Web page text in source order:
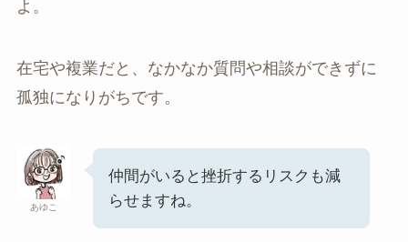
よ。
在宅や複業だと、なかなか質問や相談ができずに
孤独になりがちです。
あゆこ
仲間がいると挫折するリスクも減
らせますね。